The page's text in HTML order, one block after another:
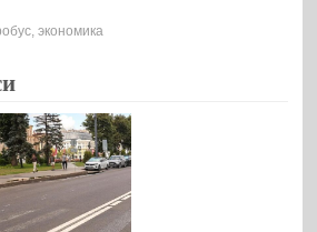
,экономика